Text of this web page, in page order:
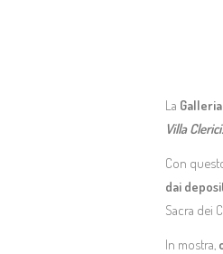
La
Villa
Con
dai
Sacra dei
In mostra,